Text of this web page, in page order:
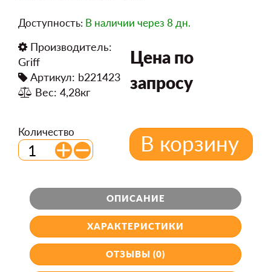
Доступность: В наличии через 8 дн.
Производитель:
Griff
Артикул: b221423
Вес: 4,28кг
Цена по
запросу
Количество В корзину
ОПИСАНИЕ
ХАРАКТЕРИСТИКИ
ОТЗЫВЫ (0)